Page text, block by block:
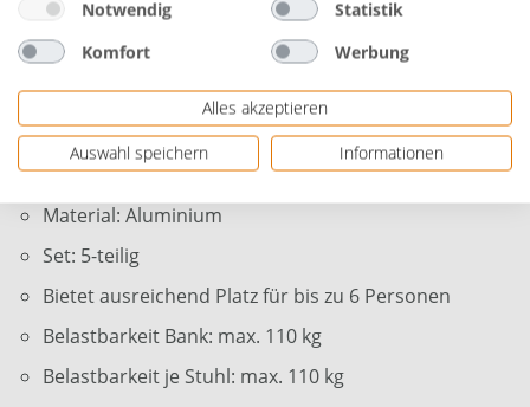
Set bietet flexible Stellmöglichkeiten – inklusive
bequemer Kissen. Set bestehend aus: 2x Bank: 80 x 172
x 70 cm 1x Modul Ecke: 80 x 80 x 70 cm 1x Recamiere:
102 x 177,5 x 84 cm Genießen Sie gemütliche Lounge-
Momente mit Familie und Freunden!
2 Bänke + 1 Ecke, 1 Tisch + 1 Recamiere
Material: Aluminium
Set: 5-teilig
Bietet ausreichend Platz für bis zu 6 Personen
Belastbarkeit Bank: max. 110 kg
Belastbarkeit je Stuhl: max. 110 kg
Notwendig
Statistik
Komfort
Werbung
Alles akzeptieren
Auswahl speichern
Informationen